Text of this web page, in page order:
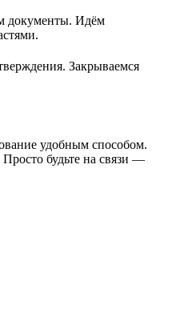
документы. Идём
Закрываемся
удобным способом.
будьте на связи —